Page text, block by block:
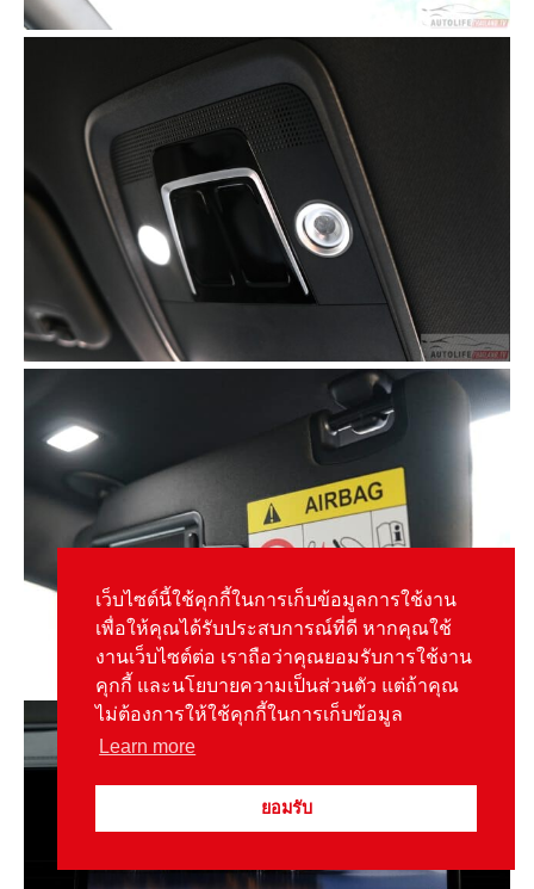
เว็บไซต์นี้ใช้คุกกี้ในการเก็บข้อมูลการใช้งาน
เพื่อให้คุณได้รับประสบการณ์ที่ดี หากคุณใช้
งานเว็บไซต์ต่อ เราถือว่าคุณยอมรับการใช้งาน
คุกกี้ และนโยบายความเป็นส่วนตัว แต่ถ้าคุณ
ไม่ต้องการให้ใช้คุกกี้ในการเก็บข้อมูล
Learn more
ยอมรับ